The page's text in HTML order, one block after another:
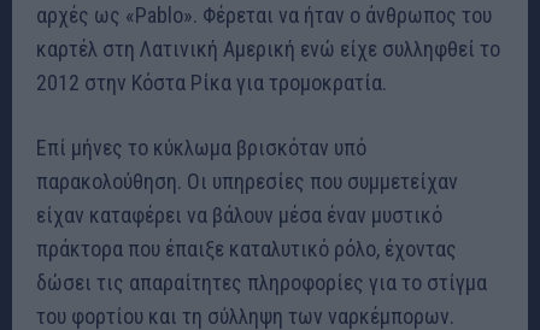
αρχές ως «Pablo». Φέρεται να ήταν ο άνθρωπος του
καρτέλ στη Λατινική Αμερική ενώ είχε συλληφθεί το
2012 στην Κόστα Ρίκα για τρομοκρατία.
Επί μήνες το κύκλωμα βρισκόταν υπό
παρακολούθηση. Οι υπηρεσίες που συμμετείχαν
είχαν καταφέρει να βάλουν μέσα έναν μυστικό
πράκτορα που έπαιξε καταλυτικό ρόλο, έχοντας
δώσει τις απαραίτητες πληροφορίες για το στίγμα
του φορτίου και τη σύλληψη των ναρκέμπορων.